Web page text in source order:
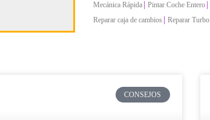
Mecánica Rápida Pintar Coche Entero
Reparar caja de cambios Reparar Turbo
CONSEJOS